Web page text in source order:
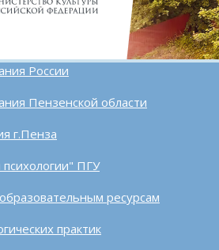
России
Пензенской области
г.Пенза
ПГУ
ресурсам
практик